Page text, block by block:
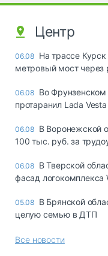
Центр
06.08 На трассе
метровый мост через
06.08 Во
протаранил Lada Vesta
06.08 В Воронежской
100 тыс. руб. за
06.08 В Тверской
фасад логокомплекса
05.08 В Брянской
целую семью в ДТП
Все новости